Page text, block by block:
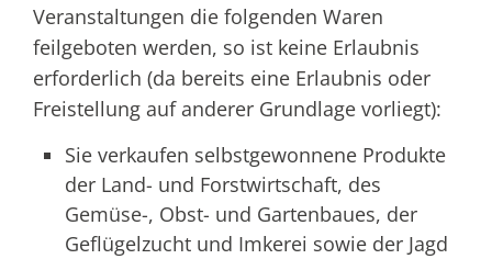
Veranstaltungen die folgenden Waren
feilgeboten werden, so ist keine Erlaubnis
erforderlich (da bereits eine Erlaubnis oder
Freistellung auf anderer Grundlage vorliegt):
Sie verkaufen selbstgewonnene Produkte
der Land- und Forstwirtschaft, des
Gemüse-, Obst- und Gartenbaues, der
Geflügelzucht und Imkerei sowie der Jagd